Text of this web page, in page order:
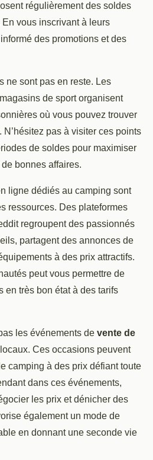
régulièrement des soldes
vous inscrivant à leurs
des promotions et des
ne sont pas en reste. Les
de sport organisent
où vous pouvez trouver
pas à visiter ces points
de soldes pour maximiser
bonnes affaires.
ligne dédiés au camping sont
ressources. Des plateformes
regroupent des passionnés
partagent des annonces de
à des prix attractifs.
peut vous permettre de
en très bon état à des tarifs
les événements de vente de
Ces occasions peuvent
camping à des prix défiant toute
dans ces événements,
les prix et dénicher des
également un mode de
en donnant une seconde vie